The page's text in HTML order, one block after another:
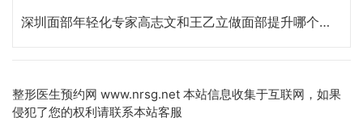
深圳面部年轻化专家高志文和王乙立做面部提升哪个技术好？高志文和王乙立预约咨询电话
整形医生预约网 www.nrsg.net 本站信息收集于互联网，如果
侵犯了您的权利请联系本站客服